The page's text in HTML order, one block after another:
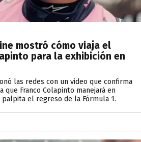
mostró cómo viaja el
para la exhibición en
las redes con un video que confirma
Franco Colapinto manejará en
palpita el regreso de la Fórmula 1.